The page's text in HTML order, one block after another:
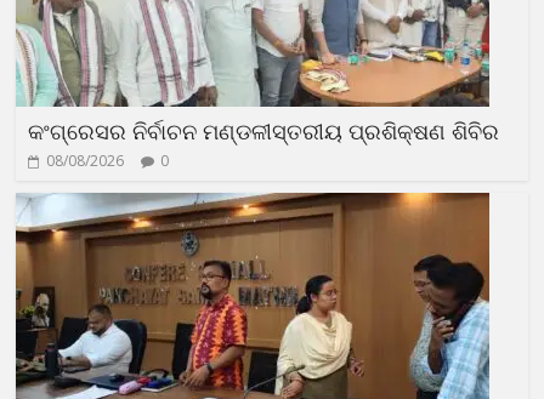
କଂଗ୍ରେସର ନିର୍ବାଚନ ମଣ୍ଡଳୀସ୍ତରୀୟ ପ୍ରଶିକ୍ଷଣ ଶିବିର
08/08/2026 0